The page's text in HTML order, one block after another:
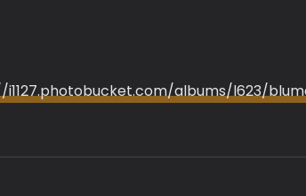
albums/l623/